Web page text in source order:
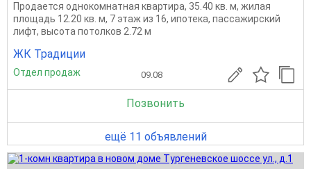
Продается однокомнатная квартира, 35.40 кв. м, жилая
площадь 12.20 кв. м, 7 этаж из 16, ипотека, пассажирский
лифт, высота потолков 2.72 м
ЖК Традиции
Отдел продаж 09.08
Позвонить
ещё 11 объявлений